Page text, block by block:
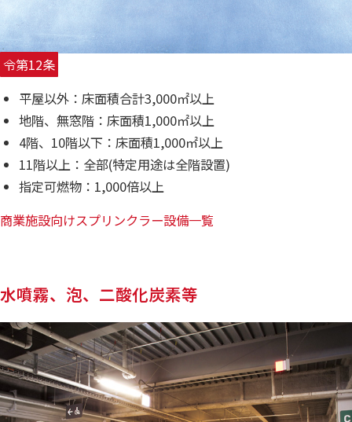
令第12条
平屋以外：床面積合計3,000㎡以上
地階、無窓階：床面積1,000㎡以上
4階、10階以下：床面積1,000㎡以上
11階以上：全部(特定用途は全階設置)
指定可燃物：1,000倍以上
商業施設向けスプリンクラー設備一覧
水噴霧、泡、二酸化炭素等